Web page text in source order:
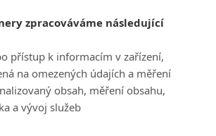
jePetr Slavík, e-mailserialy@fandimefilmu.cz
na našem webu napište nám na e-mail
studio@koncal.com
|Zásady používání cookies |Pravidla webu
nastavení soukromí
zpracováváme následující
přístup k informacím v zařízení,
na omezených údajích a měření
obsah, měření obsahu,
a vývoj služeb